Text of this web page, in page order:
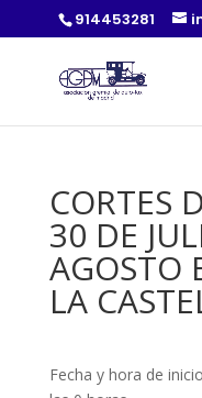
914453281
CORTES
30 DE
AGOSTO
LA
Fecha y hora de